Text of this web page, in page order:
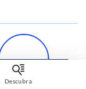
Descubra